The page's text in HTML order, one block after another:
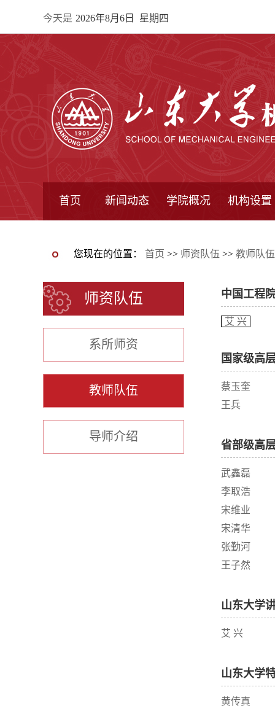
今天是 2026年8月6日 星期四
首页 新闻动态 学院概况 机构设置
您现在的位置： 首页 >> 师资队伍 >> 教师队伍
师资队伍
系所师资
教师队伍
导师介绍
中国工程
艾 兴
国家级高
蔡玉奎
王兵
省部级高
武鑫磊
李取浩
宋维业
宋清华
张勤河
王子然
山东大学
艾 兴
山东大学
黄传真